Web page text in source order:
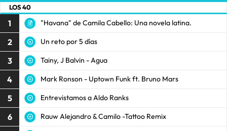
LOS 40
1 "Havana" de Camila Cabello: Una novela latina.
2 Un reto por 5 días
3 Tainy, J Balvin - Agua
4 Mark Ronson - Uptown Funk ft. Bruno Mars
5 Entrevistamos a Aldo Ranks
6 Rauw Alejandro & Camilo -Tattoo Remix